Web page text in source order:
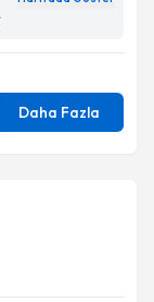
Daha Fazla